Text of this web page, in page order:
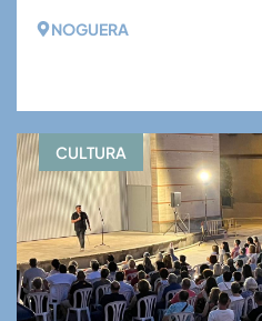
NOGUERA
CULTURA